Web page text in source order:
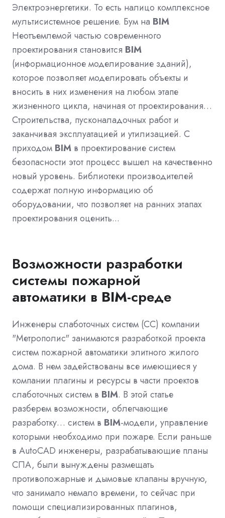
Электроэнергетики. То есть налицо комплексное
мультисистемное решение. Бум на BIM
Неотъемлемой частью современного
проектирования становится BIM
(информационное моделирование зданий),
которое позволяет моделировать объекты и
вносить в них изменения на любом этапе
жизненного цикла, начиная от проектирования…
Строительства, пусконаладочных работ и
заканчивая эксплуатацией и утилизацией. С
приходом BIM в проектирование систем
безопасности этот процесс вышел на качественно
новый уровень. Библиотеки производителей
содержат полную информацию об
оборудовании, что позволяет на ранних этапах
проектирования оценить...
Возможности разработки
системы пожарной
автоматики в BIM-среде
Инженеры слаботочных систем (СС) компании
"Метрополис" занимаются разработкой проекта
систем пожарной автоматики элитного жилого
дома. В нем задействованы все имеющиеся у
компании плагины и ресурсы в части проектов
слаботочных систем в BIM. В этой статье
разберем возможности, облегчающие
разработку… систем в BIM-модели, управление
которыми необходимо при пожаре. Если раньше
в AutoCAD инженеры, разрабатывающие планы
СПА, были вынуждены размещать
противопожарные и дымовые клапаны вручную,
что занимало немало времени, то сейчас при
помощи специализированных плагинов,